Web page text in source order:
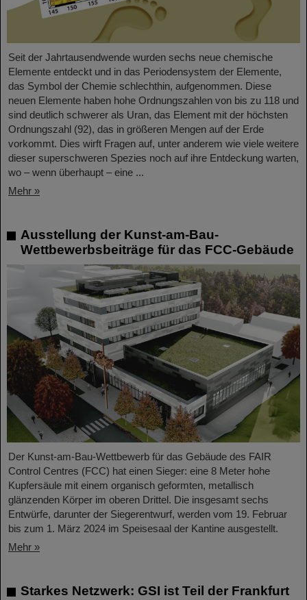
Seit der Jahrtausendwende wurden sechs neue chemische
Elemente entdeckt und in das Periodensystem der Elemente,
das Symbol der Chemie schlechthin, aufgenommen. Diese
neuen Elemente haben hohe Ordnungszahlen von bis zu 118 und
sind deutlich schwerer als Uran, das Element mit der höchsten
Ordnungszahl (92), das in größeren Mengen auf der Erde
vorkommt. Dies wirft Fragen auf, unter anderem wie viele weitere
dieser superschweren Spezies noch auf ihre Entdeckung warten,
wo – wenn überhaupt – eine ...
Mehr »
Ausstellung der Kunst-am-Bau-
Wettbewerbsbeiträge für das FCC-Gebäude
Der Kunst-am-Bau-Wettbewerb für das Gebäude des FAIR
Control Centres (FCC) hat einen Sieger: eine 8 Meter hohe
Kupfersäule mit einem organisch geformten, metallisch
glänzenden Körper im oberen Drittel. Die insgesamt sechs
Entwürfe, darunter der Siegerentwurf, werden vom 19. Februar
bis zum 1. März 2024 im Speisesaal der Kantine ausgestellt.
Mehr »
Starkes Netzwerk: GSI ist Teil der Frankfurt